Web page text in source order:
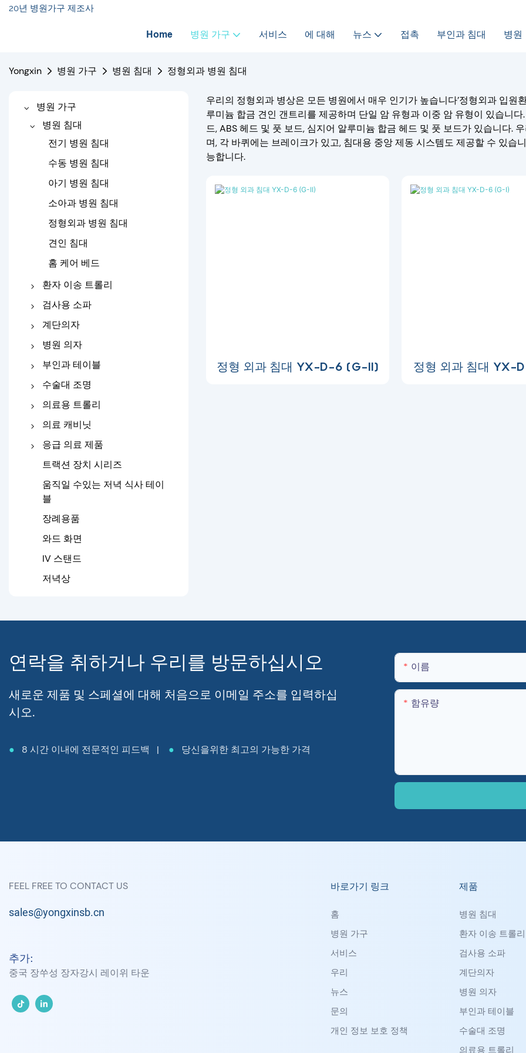
20년 병원가구 제조사
Home 병원 가구 서비스 에 대해 뉴스 접촉 부인과 침대 병원
Yongxin 병원 가구 병원 침대 정형외과 병원 침대
병원 가구
병원 침대
전기 병원 침대
수동 병원 침대
아기 병원 침대
소아과 병원 침대
정형외과 병원 침대
견인 침대
홈 케어 베드
환자 이송 트롤리
트롤리 전송
들것 트롤리
검사용 소파
의료용 소파
전기 검사용 소파
계단의자
수동 계단 의자
전기 계단 의자
병원 의자
주입 의자
투석 의자
병원 안락 의자
병원 대기 의자
부인과 테이블
배송 침대
부인과 검사 테이블
수술대 조명
작업표
수술용 조명
의료용 트롤리
병원 스테인레스 스틸 트롤
의료 캐비닛
침대 옆 캐비닛
약 상자
응급 의료 제품
접이식 들것
구급차 들것
국자 들것
의료용 부목
트랙션 장치 시리즈
움직일 수있는 저녁 식사 테이
블
장례용품
와드 화면
IV 스탠드
저녁상
우리의 정형외과 병상은 모든 병원에서 매우 인기가 높습니다’정형외과 입
루미늄 합금 견인 갠트리를 제공하며 단일 암 유형과 이중 암 유형이 있습니
드, ABS 헤드 및 풋 보드, 심지어 알루미늄 합금 헤드 및 풋 보드가 있습니다.
며, 각 바퀴에는 브레이크가 있고, 침대용 중앙 제동 시스템도 제공할 수 있
능합니다.
정형 외과 침대 YX-D-6 (G-II) 정형 외과 침대 YX-
연락을 취하거나 우리를 방문하십시오
새로운 제품 및 스페셜에 대해 처음으로 이메일 주소를 입력하십
시오.
● 8 시간 이내에 전문적인 피드백 | ● 당신을위한 최고의 가능한 가격
이름
함유량
FEEL FREE TO CONTACT US
sales@yongxinsb.cn
추가:
중국 장쑤성 장자강시 레이위 타운
바로가기 링크
홈
병원 가구
서비스
우리
뉴스
문의
개인 정보 보호 정책
제품
병원 침대
환자 이송 트롤리
검사용 소파
계단의자
병원 의자
부인과 테이블
수술대 조명
의료용 트롤리